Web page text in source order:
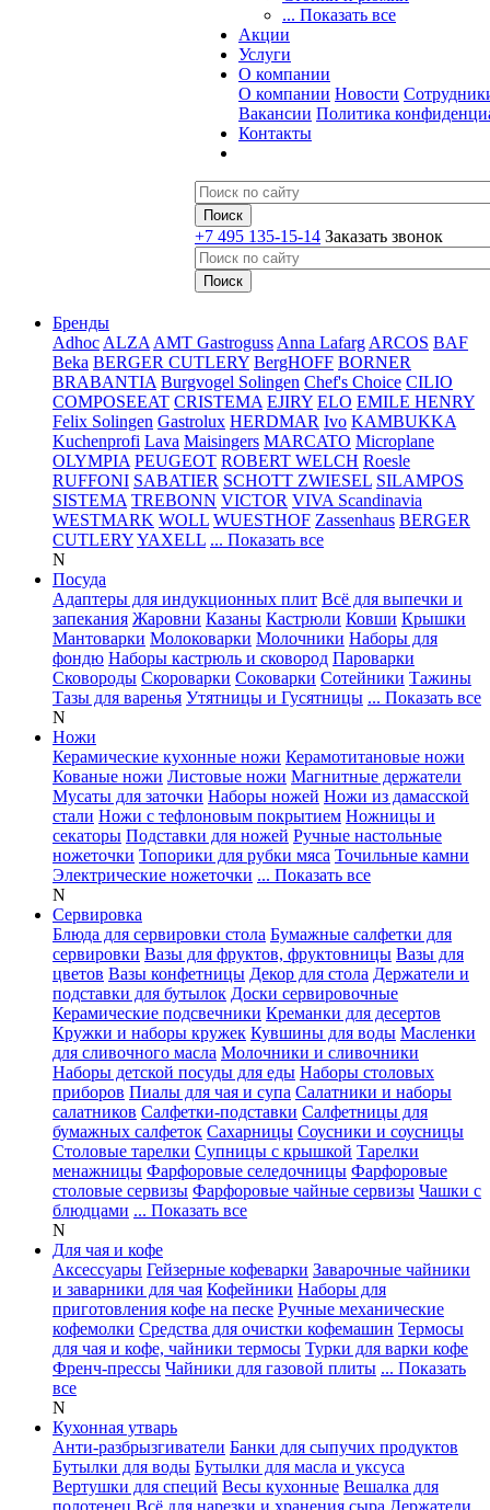
... Показать все
Акции
Услуги
О компании
О компании Новости
Вакансии Политика
Контакты
+7 495 135-15-14 Заказать звонок
Бренды
Adhoc ALZA AMT Gastroguss Anna Lafarg ARCOS BAF
Beka BERGER CUTLERY BergHOFF BORNER
BRABANTIA Burgvogel Solingen Chef's Choice CILIO
COMPOSEEAT CRISTEMA EJIRY ELO EMILE HENRY
Felix Solingen Gastrolux HERDMAR Ivo KAMBUKKA
Kuchenprofi Lava Maisingers MARCATO Microplane
OLYMPIA PEUGEOT ROBERT WELCH Roesle
RUFFONI SABATIER SCHOTT ZWIESEL SILAMPOS
SISTEMA TREBONN VICTOR VIVA Scandinavia
WESTMARK WOLL WUESTHOF Zassenhaus BERGER
CUTLERYYAXELL ... Показать все
N
Посуда
Адаптеры для индукционных плит Всё для выпечки и
запекания Жаровни Казаны Кастрюли Ковши Крышки
Мантоварки Молоковарки Молочники Наборы для
фондю Наборы кастрюль и сковород Пароварки
Сковороды Скороварки Соковарки Сотейники Тажины
Тазы для варенья Утятницы и Гусятницы ... Показать все
N
Ножи
Керамические кухонные ножи Керамотитановые ножи
Кованые ножи Листовые ножи Магнитные держатели
Мусаты для заточки Наборы ножей Ножи из дамасской
стали Ножи с тефлоновым покрытием Ножницы и
секаторы Подставки для ножей Ручные настольные
ножеточки Топорики для рубки мяса Точильные камни
Электрические ножеточки ... Показать все
N
Сервировка
Блюда для сервировки стола Бумажные салфетки для
сервировки Вазы для фруктов, фруктовницы Вазы для
цветов Вазы конфетницы Декор для стола Держатели и
подставки для бутылок Доски сервировочные
Керамические подсвечники Креманки для десертов
Кружки и наборы кружек Кувшины для воды Масленки
для сливочного масла Молочники и сливочники
Наборы детской посуды для еды Наборы столовых
приборов Пиалы для чая и супа Салатники и наборы
салатников Салфетки-подставки Салфетницы для
бумажных салфеток Сахарницы Соусники и соусницы
Столовые тарелки Супницы с крышкой Тарелки
менажницы Фарфоровые селедочницы Фарфоровые
столовые сервизы Фарфоровые чайные сервизы Чашки с
блюдцами ... Показать все
N
Для чая и кофе
Аксессуары Гейзерные кофеварки Заварочные чайники
и заварники для чая Кофейники Наборы для
приготовления кофе на песке Ручные механические
кофемолки Средства для очистки кофемашин Термосы
для чая и кофе, чайники термосы Турки для варки кофе
Френч-прессы Чайники для газовой плиты ... Показать
все
N
Кухонная утварь
Анти-разбрызгиватели Банки для сыпучих продуктов
Бутылки для воды Бутылки для масла и уксуса
Вертушки для специй Весы кухонные Вешалка для
полотенец Всё для нарезки и хранения сыра Держатели